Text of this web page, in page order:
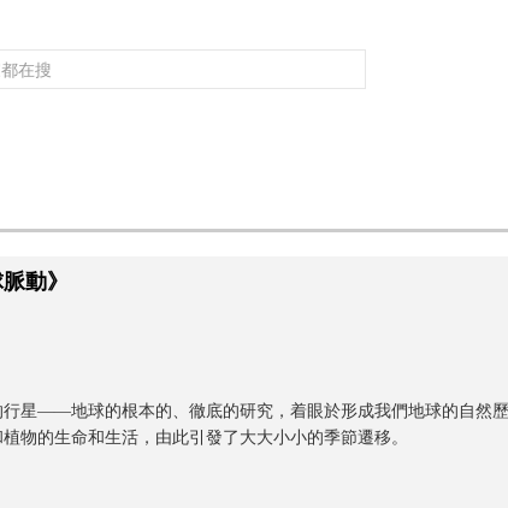
動》
行星——地球的根本的、徹底的研究，着眼於形成我們地球的自然
物的生命和生活，由此引發了大大小小的季節遷移。